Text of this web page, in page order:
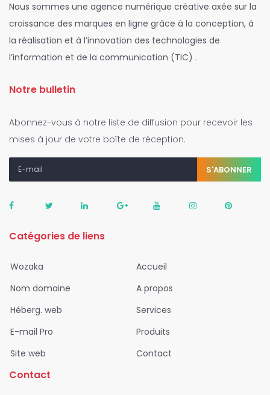
Nous sommes une agence numérique créative axée sur la
croissance des marques en ligne grâce à la conception, à
la réalisation et à l’innovation des technologies de
l’information et de la communication (TIC) .
Notre bulletin
Abonnez-vous à notre liste de diffusion pour recevoir les
mises à jour de votre boîte de réception.
S'ABONNER
Catégories de liens
Wozaka
Accueil
Nom domaine
A propos
Héberg. web
Services
E-mail Pro
Produits
Site web
Contact
Contact